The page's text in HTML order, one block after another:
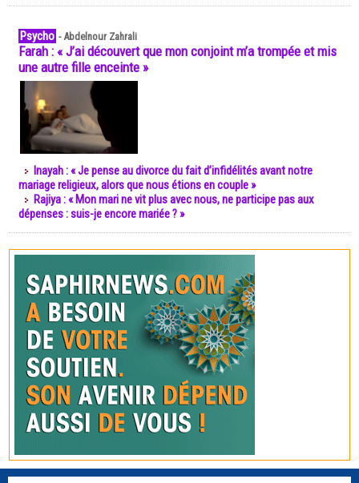
Psycho -Abdelnour Zahrali
Farah : « J’ai découvert que mon conjoint m’a trompée et mis
une autre fille enceinte »
Inayah : « Je pense au divorce du fait d’infidélités avant notre
mariage religieux, alors que nous étions en couple »
Rajiya : « Mon mari ne vit plus avec nous, ne participe pas aux
dépenses : suis-je encore mariée ? »